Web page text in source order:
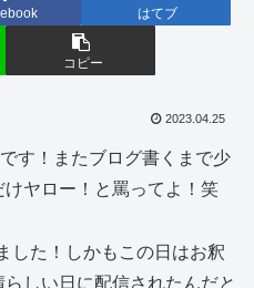
はてブ
コピー
2023.04.25
す！またブログ書くまで少
ヤロー！と罵ってよ！笑
した！しかもこの日はお釈
しい日に配信されたんだと